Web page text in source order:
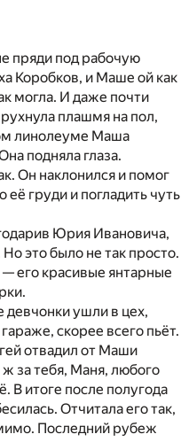
пряди под рабочую
Коробков, и Маше ой как
могла. И даже почти
плашмя на пол,
линолеуме Маша
подняла глаза.
Он наклонился и помог
груди и погладить чуть
Юрия Ивановича,
это было не так просто.
его красивые янтарные
ушли в цех,
скорее всего пьёт.
отвадил от Маши
ж за тебя, Маня, любого
В итоге после полугода
Отчитала его так,
Последний рубеж